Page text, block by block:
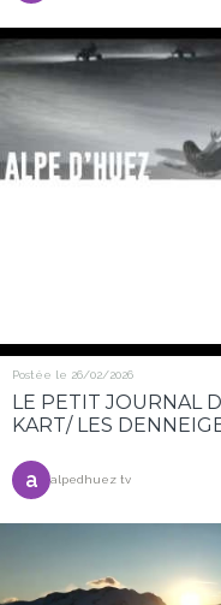
Postée le 26/02/2026
LE PETIT JOURNAL
a alpedhuez tv